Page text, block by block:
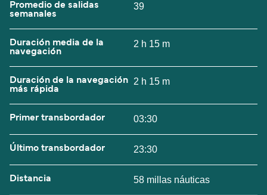
Promedio de salidas
semanales
39
Duración media de la
navegación
2 h 15 m
Duración de la navegación
más rápida
2 h 15 m
Primer transbordador 03:30
Último transbordador 23:30
Distancia 58 millas náuticas